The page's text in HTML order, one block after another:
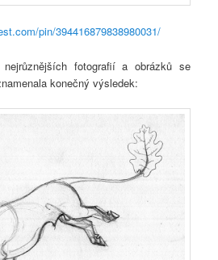
pin/394416879838980031/
fotografií a obrázků se
konečný výsledek: